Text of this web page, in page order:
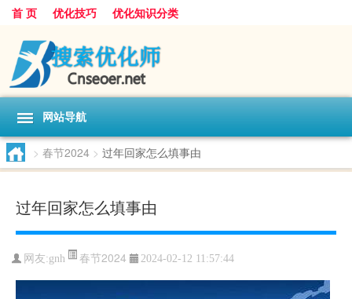
首 页 优化技巧 优化知识分类
网站导航
> 春节2024 > 过年回家怎么填事由
过年回家怎么填事由
网友:gnh 春节2024 2024-02-12 11:57:44